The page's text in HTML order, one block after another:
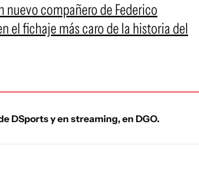
nuevo compañero de Federico
el fichaje más caro de la historia del
DSports y en streaming, en DGO.